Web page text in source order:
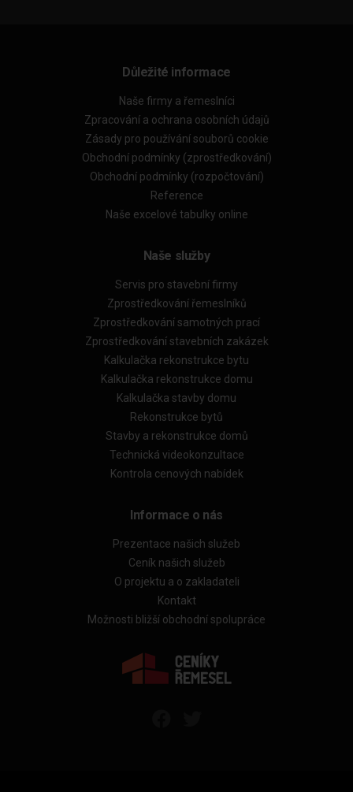
Důležité informace
Naše firmy a řemeslníci
Zpracování a ochrana osobních údajů
Zásady pro používání souborů cookie
Obchodní podmínky (zprostředkování)
Obchodní podmínky (rozpočtování)
Reference
Naše excelové tabulky online
Naše služby
Servis pro stavební firmy
Zprostředkování řemeslníků
Zprostředkování samotných prací
Zprostředkování stavebních zakázek
Kalkulačka rekonstrukce bytu
Kalkulačka rekonstrukce domu
Kalkulačka stavby domu
Rekonstrukce bytů
Stavby a rekonstrukce domů
Technická videokonzultace
Kontrola cenových nabídek
Informace o nás
Prezentace našich služeb
Ceník našich služeb
O projektu a o zakladateli
Kontakt
Možnosti bližší obchodní spolupráce